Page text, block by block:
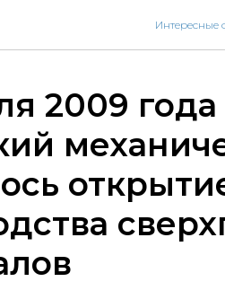
Интересные
2009